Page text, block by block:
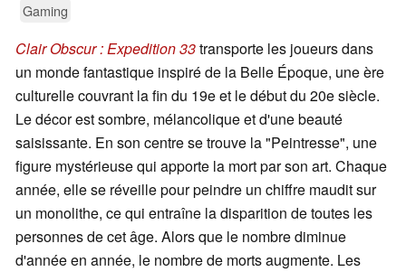
Gaming
Clair Obscur : Expedition 33transporte les joueurs dans
un monde fantastique inspiré de la Belle Époque, une ère
culturelle couvrant la fin du 19e et le début du 20e siècle.
Le décor est sombre, mélancolique et d'une beauté
saisissante. En son centre se trouve la "Peintresse", une
figure mystérieuse qui apporte la mort par son art. Chaque
année, elle se réveille pour peindre un chiffre maudit sur
un monolithe, ce qui entraîne la disparition de toutes les
personnes de cet âge. Alors que le nombre diminue
d'année en année, le nombre de morts augmente. Les